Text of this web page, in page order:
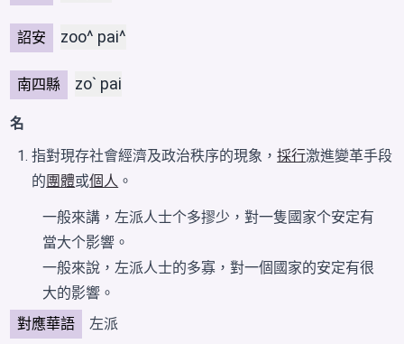
詔安 zoo^ pai^
南四縣 zoˋ pai
名
指對現存社會經濟及政治秩序的現象，採行激進變革手段
的團體或個人 。
一般來講，左派人士个多摎少，對一隻國家个安定有
當大个影響。
一般來說，左派人士的多寡，對一個國家的安定有很
大的影響。
對應華語
左派